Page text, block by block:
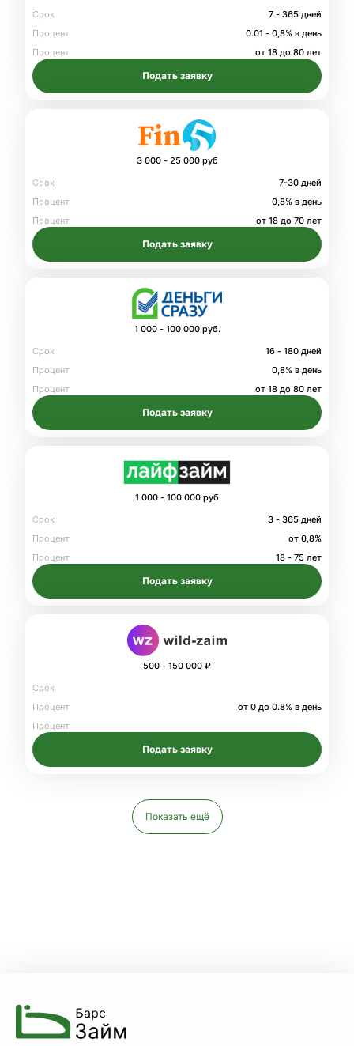
Срок
7 - 365 дней
Процент
0.01 - 0,8% в день
Процент
от 18 до 80 лет
Подать заявку
3 000 - 25 000 руб
Срок
7-30 дней
Процент
0,8% в день
Процент
от 18 до 70 лет
Подать заявку
1 000 - 100 000 руб.
Срок
16 - 180 дней
Процент
0,8% в день
Процент
от 18 до 80 лет
Подать заявку
1 000 - 100 000 руб
Срок
3 - 365 дней
Процент
от 0,8%
Процент
18 - 75 лет
Подать заявку
500 - 150 000 ₽
Срок
Процент
от 0 до 0.8% в день
Процент
Подать заявку
Показать ещё